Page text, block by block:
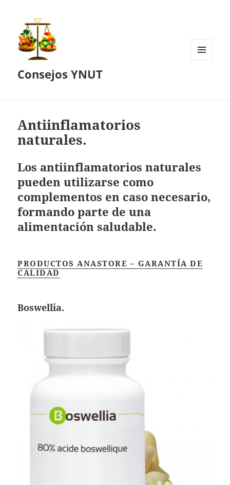
Consejos YNUT
Antiinflamatorios
naturales.
Los antiinflamatorios naturales
pueden utilizarse como
complementos en caso necesario,
formando parte de una
alimentación saludable.
PRODUCTOS ANASTORE – GARANTÍA DE
CALIDAD
Boswellia.